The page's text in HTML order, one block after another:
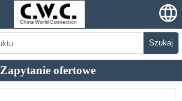
Szukaj
Zapytanie ofertowe